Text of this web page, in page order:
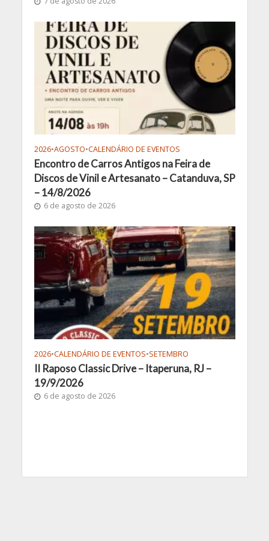
2026•AGOSTO•CALENDÁRIO DE EVENTOS
Encontro de Carros Antigos na Feira de
Discos de Vinil e Artesanato – Catanduva, SP
– 14/8/2026
6 de agosto de 2026
2026•CALENDÁRIO DE EVENTOS•SETEMBRO
II Raposo Classic Drive – Itaperuna, RJ –
19/9/2026
6 de agosto de 2026